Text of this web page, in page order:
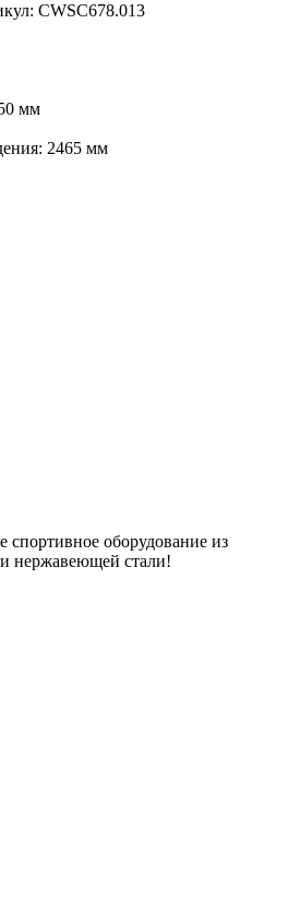
CWSC678.013
мм
2465 мм
оборудование из
нержавеющей стали!